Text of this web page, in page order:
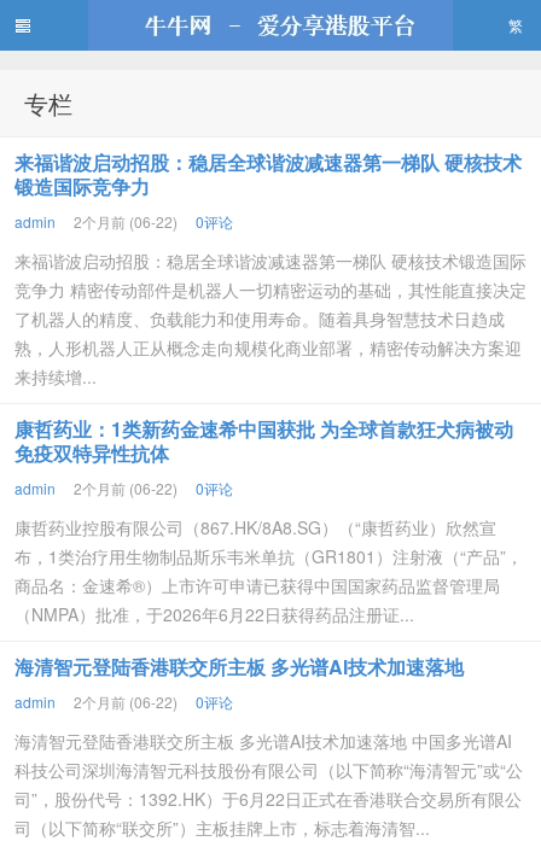
牛牛网
繁
专栏
来福谐波启动招股：稳居全球谐波减速器第一梯队 硬核技术
锻造国际竞争力
admin 2个月前 (06-22) 0评论
来福谐波启动招股：稳居全球谐波减速器第一梯队 硬核技术锻造国际
竞争力 精密传动部件是机器人一切精密运动的基础，其性能直接决定
了机器人的精度、负载能力和使用寿命。随着具身智慧技术日趋成
熟，人形机器人正从概念走向规模化商业部署，精密传动解决方案迎
来持续增...
康哲药业：1类新药金速希中国获批 为全球首款狂犬病被动
免疫双特异性抗体
admin 2个月前 (06-22) 0评论
康哲药业控股有限公司（867.HK/8A8.SG）（“康哲药业）欣然宣
布，1类治疗用生物制品斯乐韦米单抗（GR1801）注射液（“产品”，
商品名：金速希®）上市许可申请已获得中国国家药品监督管理局
（NMPA）批准，于2026年6月22日获得药品注册证...
海清智元登陆香港联交所主板 多光谱AI技术加速落地
admin 2个月前 (06-22) 0评论
海清智元登陆香港联交所主板 多光谱AI技术加速落地 中国多光谱AI
科技公司深圳海清智元科技股份有限公司（以下简称“海清智元”或“公
司”，股份代号：1392.HK）于6月22日正式在香港联合交易所有限公
司（以下简称“联交所”）主板挂牌上市，标志着海清智...